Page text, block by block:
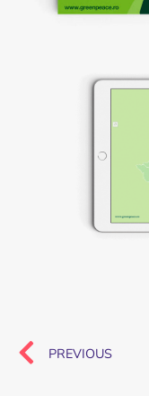
PREVIOUS